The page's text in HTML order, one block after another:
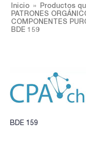
Inicio
Productos
PATRONES
COMPONENTES
BDE 159
BDE 159